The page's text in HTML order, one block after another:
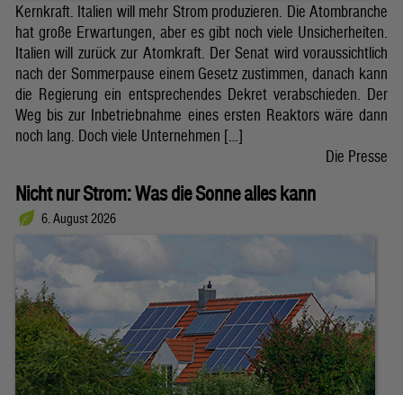
Kernkraft. Italien will mehr Strom produzieren. Die Atombranche
hat große Erwartungen, aber es gibt noch viele Unsicherheiten.
Italien will zurück zur Atomkraft. Der Senat wird voraussichtlich
nach der Sommerpause einem Gesetz zustimmen, danach kann
die Regierung ein entsprechendes Dekret verabschieden. Der
Weg bis zur Inbetriebnahme eines ersten Reaktors wäre dann
noch lang. Doch viele Unternehmen […]
Die Presse
Nicht nur Strom: Was die Sonne alles kann
6. August 2026